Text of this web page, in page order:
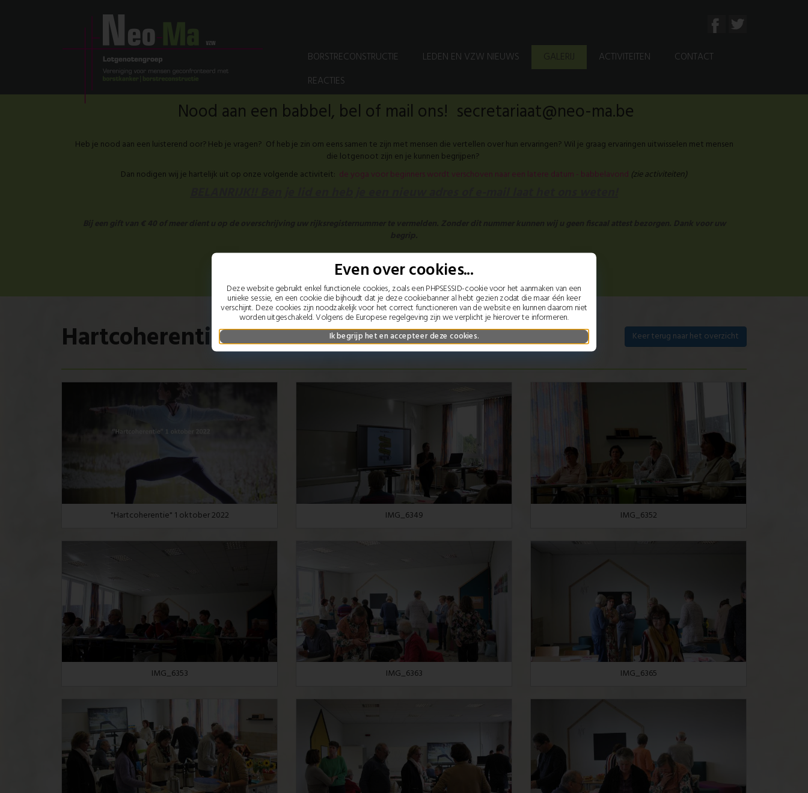
BORSTRECONSTRUCTIE LEDEN EN VZW NIEUWS GALERIJ ACTIVITEITEN
CONTACT
REACTIES
Nood aan een babbel, bel of mail ons! secretariaat@neo-ma.be
Heb je nood aan een luisterend oor? Heb je vragen? Of heb je zin om eens samen te zijn met mensen die vertellen over hun ervaringen? Wil je graag ervaringen uitwisselen met mensen
die lotgenoot zijn en je kunnen begrijpen?
Dan nodigen wij je hartelijk uit op onze volgende activiteit: de yoga voor beginners wordt verschoven naar een latere datum - babbelavond (zie activiteiten)
Hartcoherentie Keer terug naar het overzicht
"Hartcoherentie" 1 oktober 2022 IMG_6349 IMG_6352
IMG_6353 IMG_6363 IMG_6365
Even over cookies...
Deze website gebruikt enkel functionele cookies, zoals een PHPSESSID-cookie voor het aanmaken van een
unieke sessie, en een cookie die bijhoudt dat je deze cookiebanner al hebt gezien zodat die maar één keer
verschijnt. Deze cookies zijn noodzakelijk voor het correct functioneren van de website en kunnen daarom niet
worden uitgeschakeld. Volgens de Europese regelgeving zijn we verplicht je hierover te informeren.
Ik begrijp het en accepteer deze cookies.